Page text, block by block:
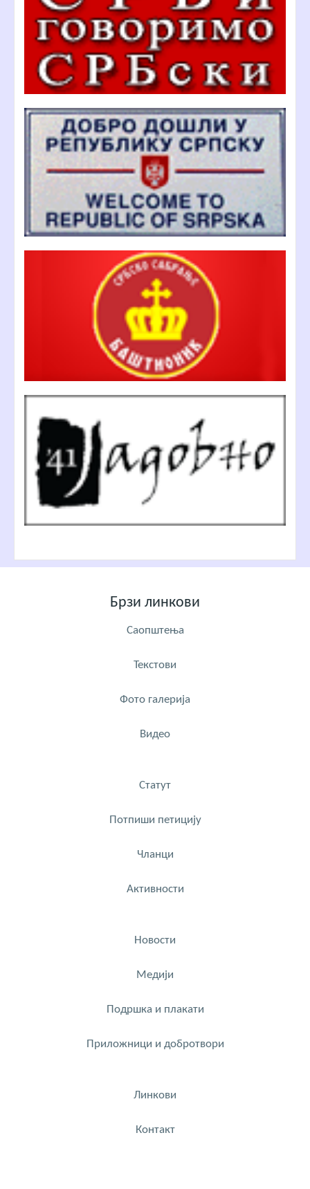
Брзи линкови
Саопштења
Текстови
Фото галерија
Видео
Статут
Потпиши петицију
Чланци
Активности
Новости
Медији
Подршка и плакати
Приложници и добротвори
Линкови
Контакт